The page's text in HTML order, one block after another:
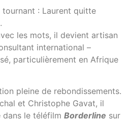
tournant : Laurent quitte
les mots, il devient artisan
international –
particulièrement en Afrique
pleine de rebondissements.
et Christophe Gavat, il
le téléfilm Borderline sur